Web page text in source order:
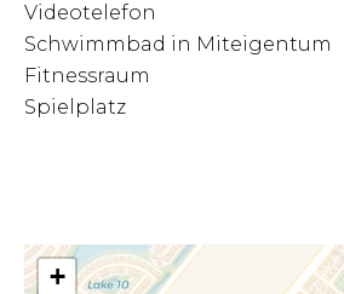
Videotelefon
Schwimmbad in Miteigentum
Fitnessraum
Spielplatz
+